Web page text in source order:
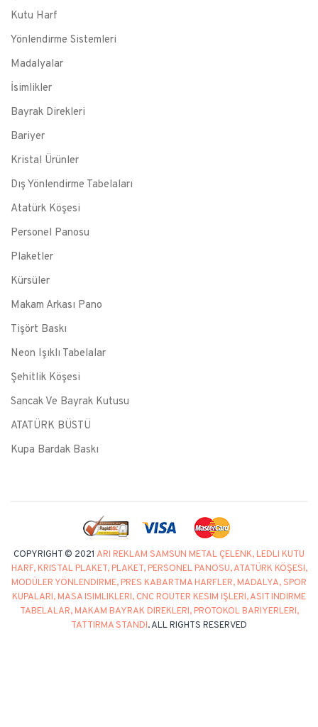
Kutu Harf
Yönlendirme Sistemleri
Madalyalar
İsimlikler
Bayrak Direkleri
Bariyer
Kristal Ürünler
Dış Yönlendirme Tabelaları
Atatürk Köşesi
Personel Panosu
Plaketler
Kürsüler
Makam Arkası Pano
Tişört Baskı
Neon Işıklı Tabelalar
Şehitlik Köşesi
Sancak Ve Bayrak Kutusu
ATATÜRK BÜSTÜ
Kupa Bardak Baskı
COPYRIGHT © 2021 ARI REKLAM SAMSUN METAL ÇELENK, LEDLI KUTU
HARF, KRISTAL PLAKET, PLAKET, PERSONEL PANOSU, ATATÜRK KÖŞESI,
MODÜLER YÖNLENDIRME, PRES KABARTMA HARFLER, MADALYA, SPOR
KUPALARI, MASA ISIMLIKLERI, CNC ROUTER KESIM IŞLERI, ASIT INDIRME
TABELALAR, MAKAM BAYRAK DIREKLERI, PROTOKOL BARIYERLERI,
TATTIRMA STANDI. ALL RIGHTS RESERVED